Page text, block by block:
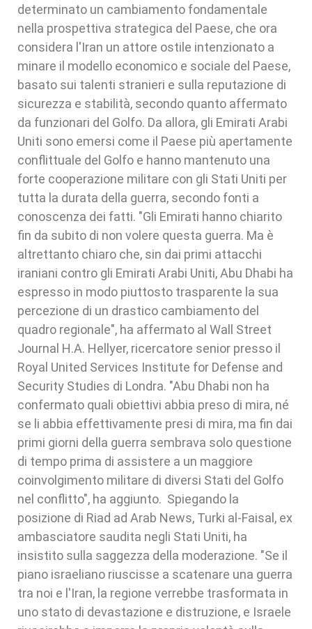
determinato un cambiamento fondamentale
nella prospettiva strategica del Paese, che ora
considera l'Iran un attore ostile intenzionato a
minare il modello economico e sociale del Paese,
basato sui talenti stranieri e sulla reputazione di
sicurezza e stabilità, secondo quanto affermato
da funzionari del Golfo. Da allora, gli Emirati Arabi
Uniti sono emersi come il Paese più apertamente
conflittuale del Golfo e hanno mantenuto una
forte cooperazione militare con gli Stati Uniti per
tutta la durata della guerra, secondo fonti a
conoscenza dei fatti. "Gli Emirati hanno chiarito
fin da subito di non volere questa guerra. Ma è
altrettanto chiaro che, sin dai primi attacchi
iraniani contro gli Emirati Arabi Uniti, Abu Dhabi ha
espresso in modo piuttosto trasparente la sua
percezione di un drastico cambiamento del
quadro regionale", ha affermato al Wall Street
Journal H.A. Hellyer, ricercatore senior presso il
Royal United Services Institute for Defense and
Security Studies di Londra. "Abu Dhabi non ha
confermato quali obiettivi abbia preso di mira, né
se li abbia effettivamente presi di mira, ma fin dai
primi giorni della guerra sembrava solo questione
di tempo prima di assistere a un maggiore
coinvolgimento militare di diversi Stati del Golfo
nel conflitto", ha aggiunto. Spiegando la
posizione di Riad ad Arab News, Turki al-Faisal, ex
ambasciatore saudita negli Stati Uniti, ha
insistito sulla saggezza della moderazione. "Se il
piano israeliano riuscisse a scatenare una guerra
tra noi e l'Iran, la regione verrebbe trasformata in
uno stato di devastazione e distruzione, e Israele